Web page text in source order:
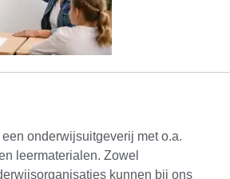
onderwijsuitgeverij met o.a.
leermaterialen. Zowel
kunnen bij ons